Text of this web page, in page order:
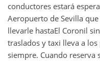
conductores estará
Aeropuerto de Sevilla
llevarle hastaEl Coronil
traslados y taxi lleva a
siempre. Cuando reserva